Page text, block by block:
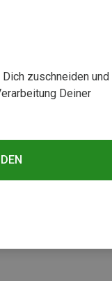
zuschneiden und
Deiner